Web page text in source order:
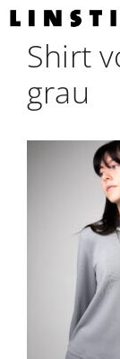
Zum
springenShirt
grau